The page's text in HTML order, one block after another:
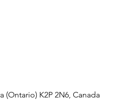
(Ontario) K2P 2N6, Canada